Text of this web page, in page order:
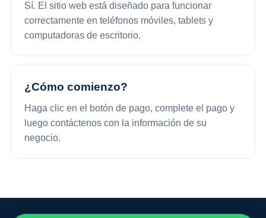
Sí. El sitio web está diseñado para funcionar
correctamente en teléfonos móviles, tablets y
computadoras de escritorio.
¿Cómo comienzo?
Haga clic en el botón de pago, complete el pago y
luego contáctenos con la información de su
negocio.